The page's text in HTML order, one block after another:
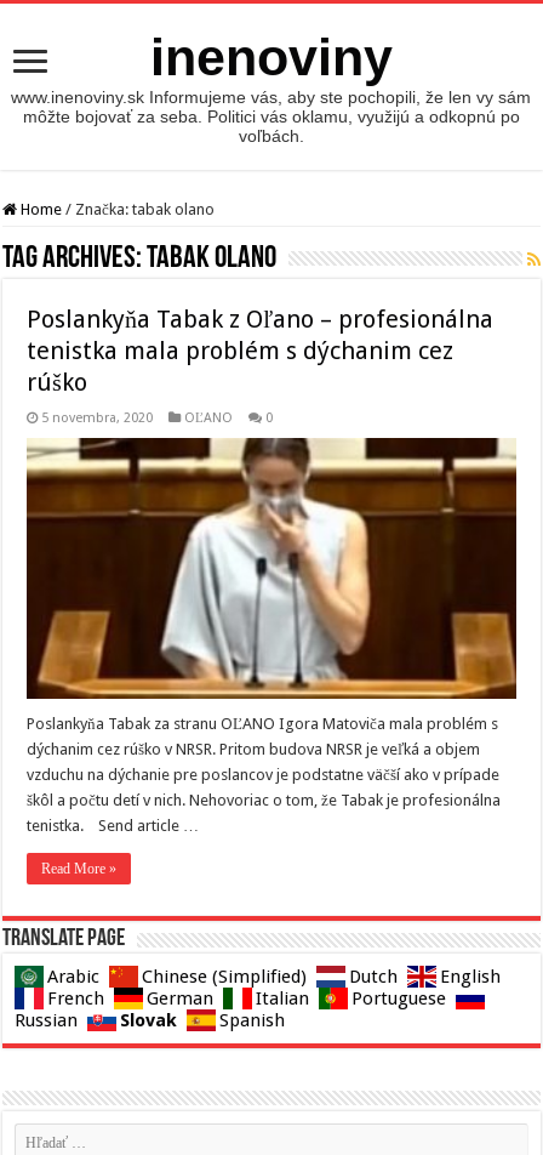
inenoviny
www.inenoviny.sk Informujeme vás, aby ste pochopili, že len vy sám
môžte bojovať za seba. Politici vás oklamu, využijú a odkopnú po
voľbách.
Home / Značka:tabak olano
Tag Archives:tabak olano
Poslankyňa Tabak z Oľano – profesionálna
tenistka mala problém s dýchanim cez
rúško
5 novembra, 2020 OĽANO 0
Poslankyňa Tabak za stranu OĽANO Igora Matoviča mala problém s
dýchanim cez rúško v NRSR. Pritom budova NRSR je veľká a objem
vzduchu na dýchanie pre poslancov je podstatne väčší ako v prípade
škôl a počtu detí v nich. Nehovoriac o tom, že Tabak je profesionálna
tenistka. Send article …
Read More »
Translate page
Arabic Chinese (Simplified) Dutch
English
French
German Italian
Portuguese
Russian
Slovak Spanish